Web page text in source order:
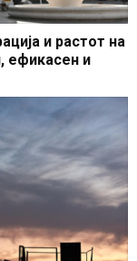
и растот на
ефикасен и